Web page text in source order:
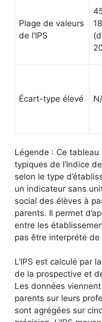
Plage de valeurs
de l’IPS
Écart-type élevé
Légende : Ce
typiques de l’Indice
selon le type
un indicateur sans
social des élèves à
parents. Il permet
entre les
pas être interprété
L’IPS est calculé par
de la prospective et
Les données
parents sur leurs
sont agrégées sur